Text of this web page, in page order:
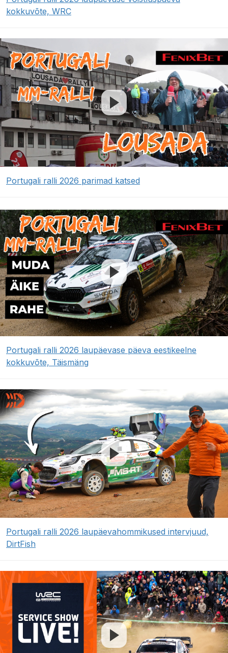
kokkuvõte, WRC
Portugali ralli 2026 parimad katsed
Portugali ralli 2026 laupäevase päeva eestikeelne
kokkuvõte, Täismäng
Portugali ralli 2026 laupäevahommikused intervjuud,
DirtFish